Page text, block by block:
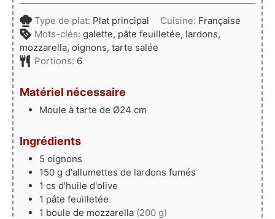
Type de plat: Plat principal Cuisine: Française
Mots-clés: galette, pâte feuilletée, lardons,
mozzarella, oignons, tarte salée
Portions: 6
Matériel nécessaire
Moule à tarte de Ø24 cm
Ingrédients
5 oignons
150 g d'allumettes de lardons fumés
1 cs d'huile d'olive
1 pâte feuilletée
1 boule de mozzarella (200 g)